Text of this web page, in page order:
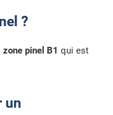
?
zone pinel B1 qui est
un